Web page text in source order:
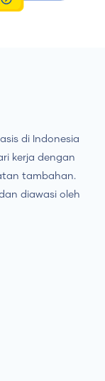
di Indonesia
kerja dengan
tambahan.
diawasi oleh